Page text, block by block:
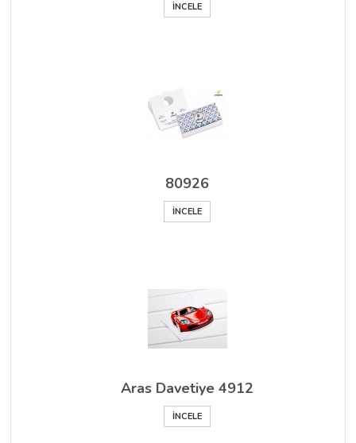
İNCELE
80926
İNCELE
Aras Davetiye 4912
İNCELE